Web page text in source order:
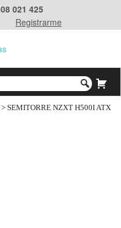
021 425
Registrarme
> SEMITORRE NZXT H500I ATX